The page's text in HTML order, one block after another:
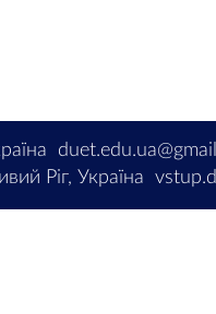
Ріг, Україна